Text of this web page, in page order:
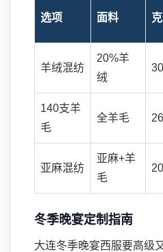
选项 面料
羊绒混纺
20%羊
绒
140支羊
毛
全羊毛
亚麻混纺
亚麻+羊
毛
冬季晚宴定制指南
大连冬季晚宴西服要高级